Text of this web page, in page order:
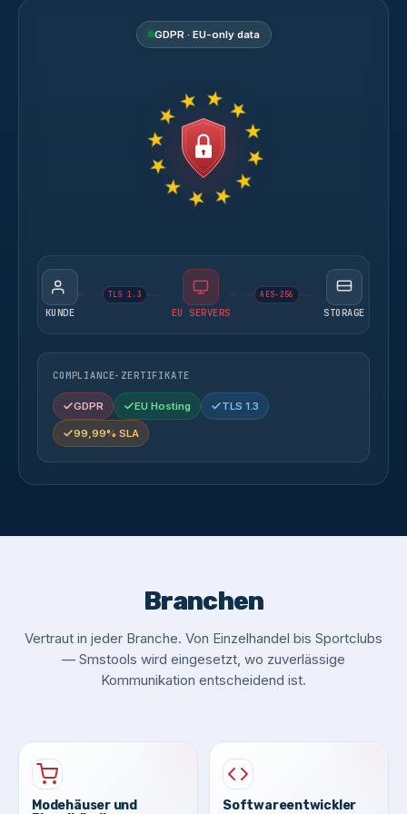
GDPR · EU-only data
KUNDE
TLS 1.3
EU SERVERS
AES-256
STORAGE
COMPLIANCE-ZERTIFIKATE
GDPR EU Hosting TLS 1.3
99,99% SLA
Branchen
Vertraut in jeder Branche. Von Einzelhandel bis Sportclubs
— Smstools wird eingesetzt, wo zuverlässige
Kommunikation entscheidend ist.
Modehäuser und
Softwareentwickler